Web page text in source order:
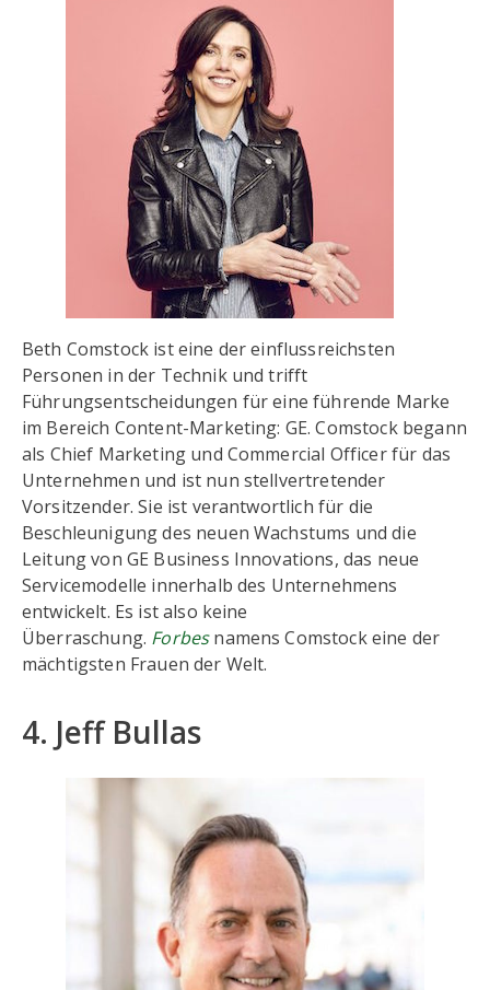
Beth Comstock ist eine der einflussreichsten
Personen in der Technik und trifft
Führungsentscheidungen für eine führende Marke
im Bereich Content-Marketing: GE. Comstock begann
als Chief Marketing und Commercial Officer für das
Unternehmen und ist nun stellvertretender
Vorsitzender. Sie ist verantwortlich für die
Beschleunigung des neuen Wachstums und die
Leitung von GE Business Innovations, das neue
Servicemodelle innerhalb des Unternehmens
entwickelt. Es ist also keine
Überraschung. Forbesnamens Comstock eine der
mächtigsten Frauen der Welt.
4. Jeff Bullas